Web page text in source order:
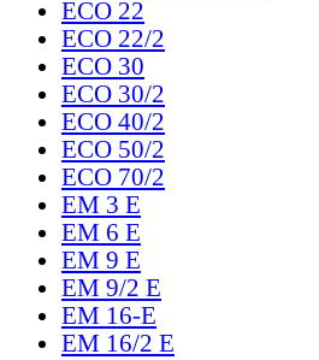
ECO 22
ECO 22/2
ECO 30
ECO 30/2
ECO 40/2
ECO 50/2
ECO 70/2
EM 3 E
EM 6 E
EM 9 E
EM 9/2 E
EM 16-E
EM 16/2 E